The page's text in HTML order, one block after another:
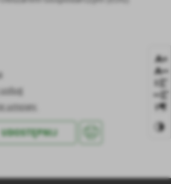
analizy Państwa upodobań oraz
oraz innych dostawców usług.
umowy
UDOSTĘPNIJ